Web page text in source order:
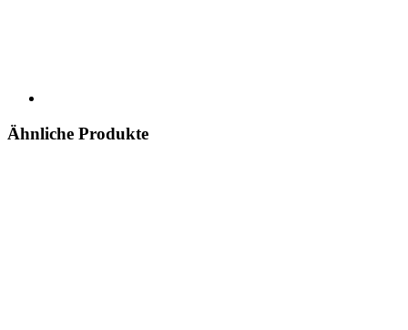
Ähnliche Produkte